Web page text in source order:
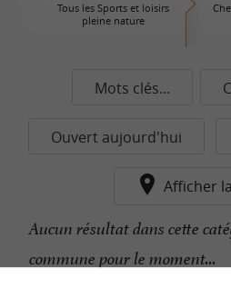
Tous les Sports et loisirs
pleine nature
Mots clés...
Ouvert aujourd'hui
Afficher
Aucun résultat dans cette
commune pour le moment...